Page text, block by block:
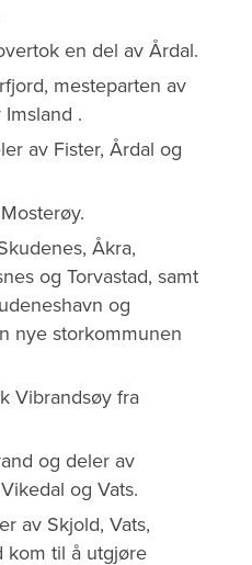
en del av Årdal.
mesteparten av
.
av Fister, Årdal og
Åkra,
og Torvastad, samt
og
nye storkommunen
Vibrandsøy fra
og deler av
og Vats.
av Skjold, Vats,
kom til å utgjøre